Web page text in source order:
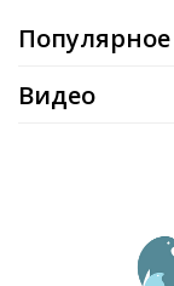
Популярное
Видео